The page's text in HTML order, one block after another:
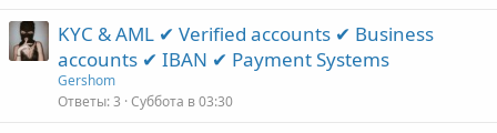
KYC & AML ✔ Verified accounts ✔ Business
accounts ✔ IBAN ✔ Payment Systems
Gershom
Ответы 3 Суббота в 03:30